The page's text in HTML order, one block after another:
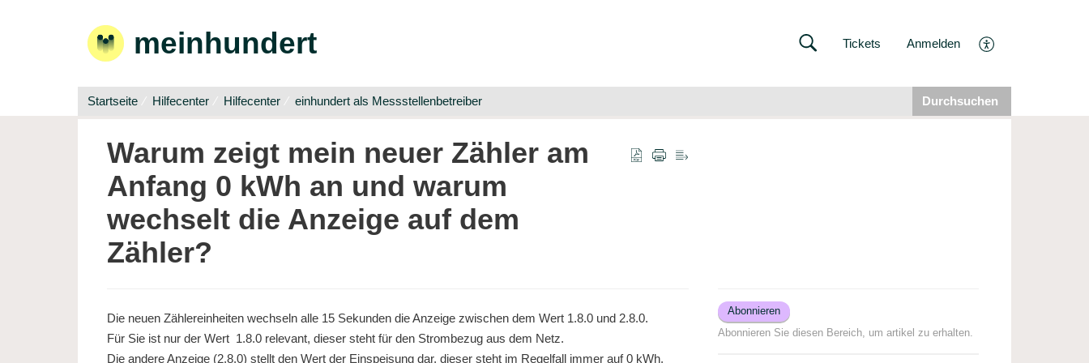
meinhundert Tickets Anmelden
Startseite Hilfecenter Hilfecenter einhundert als Messstellenbetreiber Durchsuchen
Warum zeigt mein neuer Zähler am
Anfang 0 kWh an und warum
wechselt die Anzeige auf dem
Zähler?
Die neuen Zählereinheiten wechseln alle 15 Sekunden die Anzeige zwischen dem Wert 1.8.0 und 2.8.0.
Für Sie ist nur der Wert 1.8.0 relevant, dieser steht für den Strombezug aus dem Netz.
Die andere Anzeige (2.8.0) stellt den Wert der Einspeisung dar, dieser steht im Regelfall immer auf 0 kWh.
Abonnieren
Abonnieren Sie diesen Bereich, um artikel zu erhalten.